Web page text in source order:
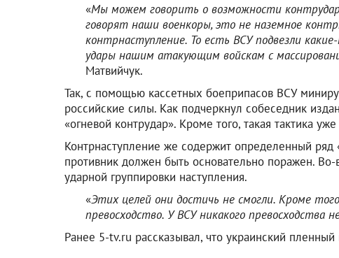
«Мы можем говорить о возможности
говорят наши военкоры, это не наземное
контрнаступление. То есть ВСУ подвезли
удары нашим атакующим войскам с
Матвийчук.
Так, с помощью кассетных боеприпасов ВСУ
российские силы. Как подчеркнул собеседник
«огневой контрудар». Кроме того, такая тактика
Контрнаступление же содержит определенный ряд
противник должен быть основательно поражен.
ударной группировки наступления.
«Этих целей они достичь не смогли. Кроме
превосходство. У ВСУ никакого превосходства
Ранее 5-tv.ru рассказывал, что украинский пленный